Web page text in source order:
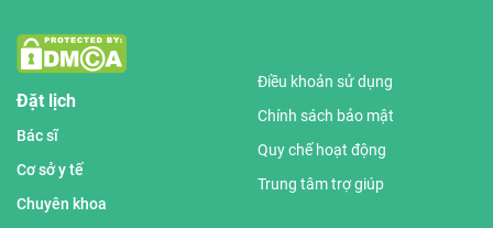
Đặt lịch
Bác sĩ
Cơ sở y tế
Chuyên khoa
Điều khoản sử dụng
Chính sách bảo mật
Quy chế hoạt động
Trung tâm trợ giúp